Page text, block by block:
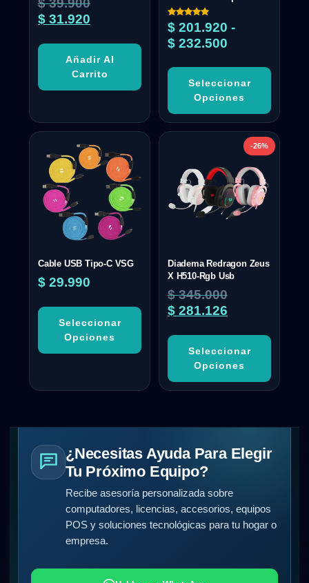
$39.900
$ 31.920
Añadir Al
Carrito
Valorado
con
5.00
de 5
$ 201.920 -
$ 232.500
Seleccionar
Opciones
Cable USB Tipo-C VSG
$ 29.990
Seleccionar
Opciones
-26%
Diadema Redragon Zeus
X H510-Rgb Usb
$345.000
$ 281.126
Seleccionar
Opciones
¿Necesitas Ayuda Para Elegir
Tu Próximo Equipo?
Recibe asesoría personalizada sobre
computadores, licencias, accesorios, equipos
POS y soluciones tecnológicas para tu hogar o
empresa.